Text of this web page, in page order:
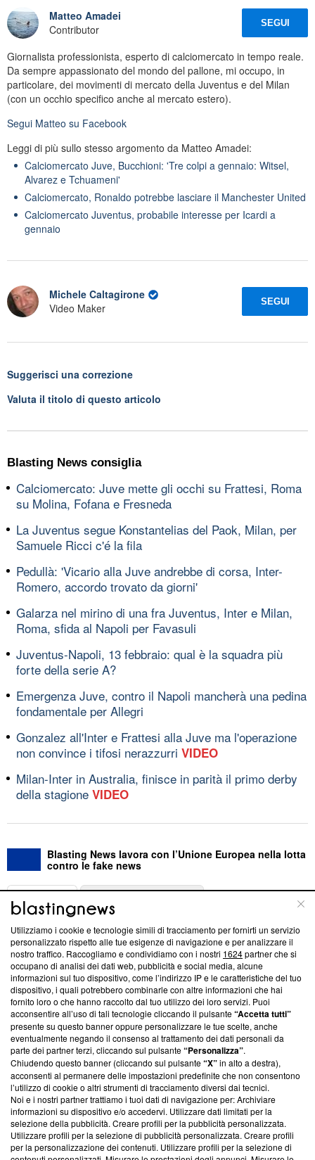
Matteo Amadei
Contributor
SEGUI
Giornalista professionista, esperto di calciomercato in tempo reale.
Da sempre appassionato del mondo del pallone, mi occupo, in
particolare, dei movimenti di mercato della Juventus e del Milan
(con un occhio specifico anche al mercato estero).
Segui Matteo su Facebook
Leggi di più sullo stesso argomento da Matteo Amadei:
Calciomercato Juve, Bucchioni: 'Tre colpi a gennaio: Witsel,
Alvarez e Tchuameni'
Calciomercato, Ronaldo potrebbe lasciare il Manchester United
Calciomercato Juventus, probabile interesse per Icardi a
gennaio
Michele Caltagirone
Video Maker
SEGUI
Suggerisci una correzione
Valuta il titolo di questo articolo
Blasting News consiglia
Calciomercato: Juve mette gli occhi su Frattesi, Roma
su Molina, Fofana e Fresneda
La Juventus segue Konstantelias del Paok, Milan, per
Samuele Ricci c'é la fila
Pedullà: 'Vicario alla Juve andrebbe di corsa, Inter-
Romero, accordo trovato da giorni'
Galarza nel mirino di una fra Juventus, Inter e Milan,
Roma, sfida al Napoli per Favasuli
Juventus-Napoli, 13 febbraio: qual è la squadra più
forte della serie A?
Emergenza Juve, contro il Napoli mancherà una pedina
fondamentale per Allegri
Gonzalez all'Inter e Frattesi alla Juve ma l'operazione
non convince i tifosi nerazzurri VIDEO
Milan-Inter in Australia, finisce in parità il primo derby
della stagione VIDEO
Blasting News lavora con l’Unione Europea nella lotta
contro le fake news
ABOUT
Questa sezione offre informazioni trasparenti su Blasting
News, sui nostri processi editoriali e su come ci impegniamo a
creare news di qualità. Inoltre, afferma la nostra aderenza a
‘Trust Project - News with Integrity’Blasting News non è
ancora membro del programma, ma ha richiesto di farne
parte; Trust Project non ha ancora effettuato una verifica di
conformità agli standard.
Su di noi
Team editoriale
Corporate
Redazione
Informativa Privacy
Utilizziamo i cookie e tecnologie simili di tracciamento per fornirti un servizio
personalizzato rispetto alle tue esigenze di navigazione e per analizzare il
nostro traffico. Raccogliamo e condividiamo con i nostri 1624partner che si
occupano di analisi dei dati web, pubblicità e social media, alcune
informazioni sul tuo dispositivo, come l’indirizzo IP e le caratteristiche del tuo
dispositivo, i quali potrebbero combinarle con altre informazioni che hai
fornito loro o che hanno raccolto dal tuo utilizzo dei loro servizi. Puoi
acconsentire all’uso di tali tecnologie cliccando il pulsante“Accetta tutti”
presente su questo banner oppure personalizzare le tue scelte, anche
eventualmente negando il consenso al trattamento dei dati personali da
parte dei partner terzi, cliccando sul pulsante“Personalizza”.
Chiudendo questo banner (cliccando sul pulsante“X”in alto a destra),
acconsenti al permanere delle impostazioni predefinite che non consentono
l’utilizzo di cookie o altri strumenti di tracciamento diversi dai tecnici.
Noi e i nostri partner trattiamo i tuoi dati di navigazione per: Archiviare
informazioni su dispositivo e/o accedervi. Utilizzare dati limitati per la
selezione della pubblicità. Creare profili per la pubblicità personalizzata.
Utilizzare profili per la selezione di pubblicità personalizzata. Creare profili
per la personalizzazione dei contenuti. Utilizzare profili per la selezione di